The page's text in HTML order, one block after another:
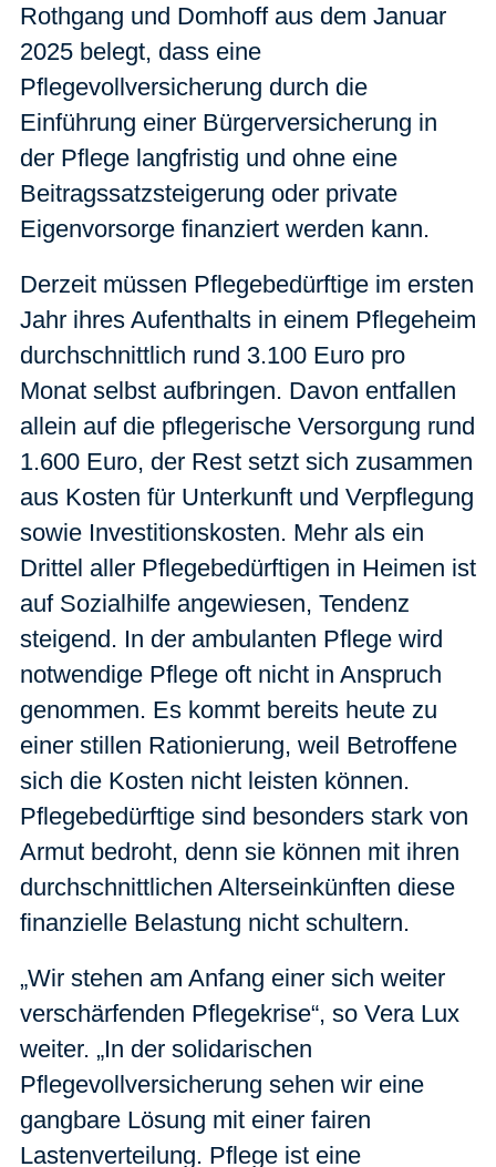
Rothgang und Domhoff aus dem Januar
2025 belegt, dass eine
Pflegevollversicherung durch die
Einführung einer Bürgerversicherung in
der Pflege langfristig und ohne eine
Beitragssatzsteigerung oder private
Eigenvorsorge finanziert werden kann.
Derzeit müssen Pflegebedürftige im ersten
Jahr ihres Aufenthalts in einem Pflegeheim
durchschnittlich rund 3.100 Euro pro
Monat selbst aufbringen. Davon entfallen
allein auf die pflegerische Versorgung rund
1.600 Euro, der Rest setzt sich zusammen
aus Kosten für Unterkunft und Verpflegung
sowie Investitionskosten. Mehr als ein
Drittel aller Pflegebedürftigen in Heimen ist
auf Sozialhilfe angewiesen, Tendenz
steigend. In der ambulanten Pflege wird
notwendige Pflege oft nicht in Anspruch
genommen. Es kommt bereits heute zu
einer stillen Rationierung, weil Betroffene
sich die Kosten nicht leisten können.
Pflegebedürftige sind besonders stark von
Armut bedroht, denn sie können mit ihren
durchschnittlichen Alterseinkünften diese
finanzielle Belastung nicht schultern.
„Wir stehen am Anfang einer sich weiter
verschärfenden Pflegekrise“, so Vera Lux
weiter. „In der solidarischen
Pflegevollversicherung sehen wir eine
gangbare Lösung mit einer fairen
Lastenverteilung. Pflege ist eine